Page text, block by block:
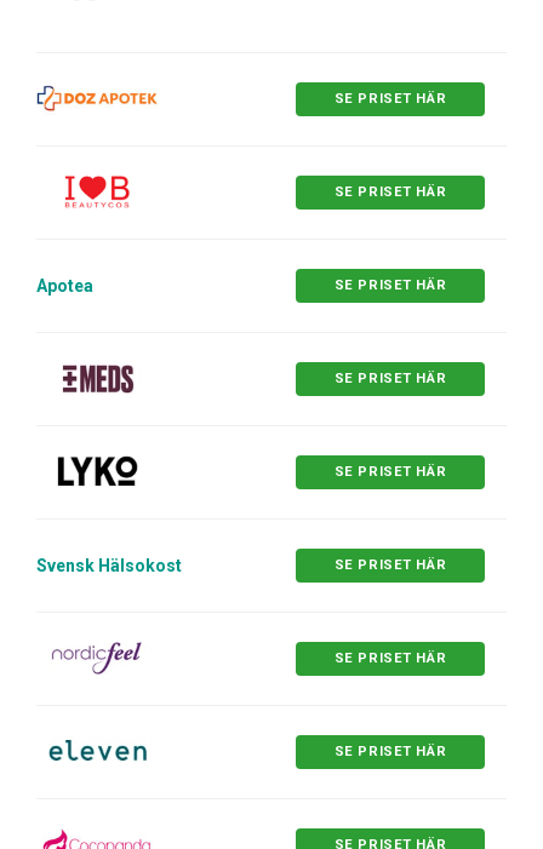
SE PRISET HÄR
SE PRISET HÄR
Apotea SE PRISET HÄR
SE PRISET HÄR
SE PRISET HÄR
Svensk Hälsokost SE PRISET HÄR
SE PRISET HÄR
SE PRISET HÄR
SE PRISET HÄR